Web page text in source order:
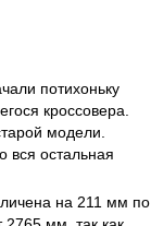
потихоньку
кроссовера.
модели.
вся остальная
на 211 мм по